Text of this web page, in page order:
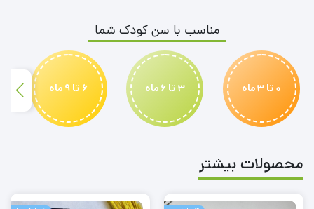
مناسب با سن کودک شما
0 تا 3 ماه 3 تا 6 ماه 6 تا 9 ماه
محصولات بیشتر